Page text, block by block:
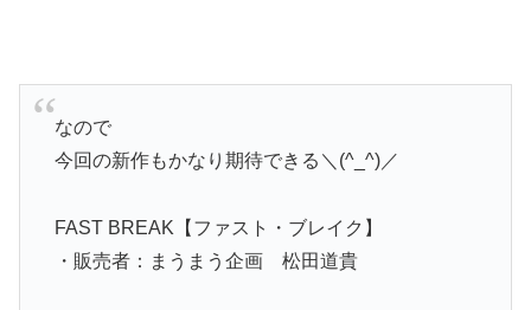
なので
今回の新作もかなり期待できる＼(^_^)／
FAST BREAK【ファスト・ブレイク】
・販売者：まうまう企画 松田道貴